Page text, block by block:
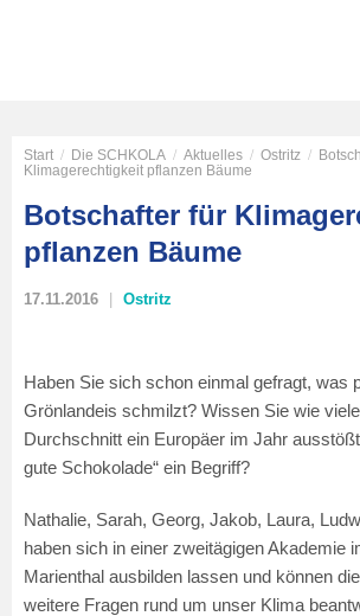
Start / Die SCHKOLA / Aktuelles / Ostritz /
Klimagerechtigkeit pflanzen Bäume
Botschafter für
pflanzen Bäume
17.11.2016 Ostritz
Haben Sie sich schon einmal gefragt, was
Grönlandeis schmilzt? Wissen Sie wie
Durchschnitt ein Europäer im Jahr
gute Schokolade“ ein Begriff?
Nathalie, Sarah, Georg, Jakob, Laura,
haben sich in einer zweitägigen Akademie
Marienthal ausbilden lassen und können
weitere Fragen rund um unser Klima